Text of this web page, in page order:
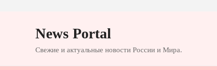
содержимомуNews Portal
Свежие и актуальные новости России и Мира.